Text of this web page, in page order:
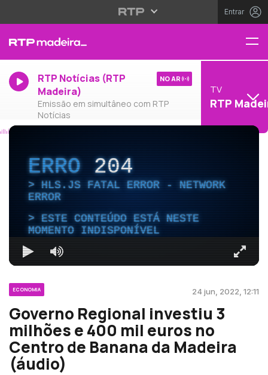
Entrar
RTP Notícias (RTP
Madeira)
Emissão em simultâneo com RTP
Notícias
NO AR
TV
RTP
ERRO204
HLS.JS FATAL ERROR - NETWORK
ERROR
ESTE CONTEÚDO ESTÁ NESTE
MOMENTO INDISPONÍVEL
ECONOMIA 24 jun, 2022, 12:11
Governo Regional investiu 3
milhões e 400 mil euros no
Centro de Banana da Madeira
(áudio)